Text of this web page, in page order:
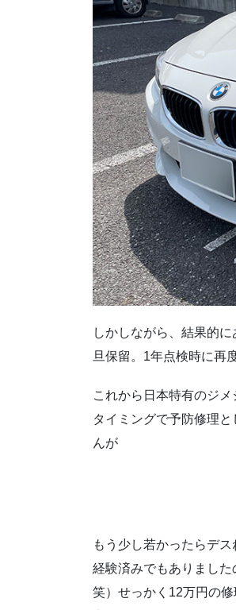
しかしながら、結果的
旦保留。1年点検時に再
これから日本特有のジ
タイミングで予防修理
んが
もう少し若かったらデ
経験済みでもありまし
笑）せっかく12万円の